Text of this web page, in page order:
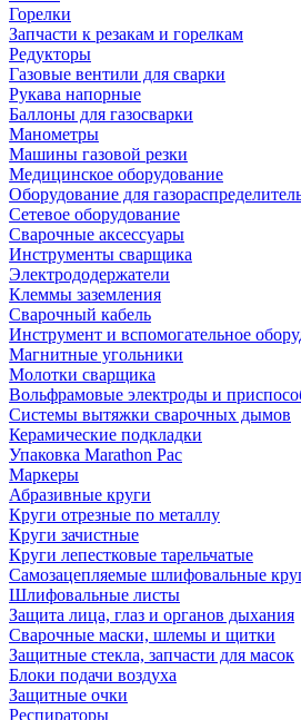
Горелки
Запчасти к резакам и горелкам
Редукторы
Газовые вентили для сварки
Рукава напорные
Баллоны для газосварки
Манометры
Машины газовой резки
Медицинское оборудование
Оборудование для
Сетевое оборудование
Сварочные аксессуары
Инструменты сварщика
Электрододержатели
Клеммы заземления
Сварочный кабель
Инструмент и вспомогательное
Магнитные угольники
Молотки сварщика
Вольфрамовые электроды и
Системы вытяжки сварочных дымов
Керамические подкладки
Упаковка Marathon Pac
Маркеры
Абразивные круги
Круги отрезные по металлу
Круги зачистные
Круги лепестковые тарельчатые
Самозацепляемые шлифовальные
Шлифовальные листы
Защита лица, глаз и органов дыхания
Сварочные маски, шлемы и щитки
Защитные стекла, запчасти для масок
Блоки подачи воздуха
Защитные очки
Респираторы